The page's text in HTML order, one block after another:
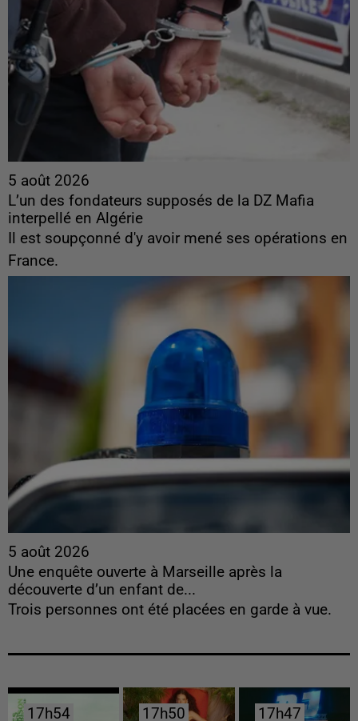
5 août 2026
L’un des fondateurs supposés de la DZ Mafia
interpellé en Algérie
Il est soupçonné d'y avoir mené ses opérations en
France.
5 août 2026
Une enquête ouverte à Marseille après la
découverte d’un enfant de...
Trois personnes ont été placées en garde à vue.
17h54
17h54 17h50
17h50 17h47
17h47